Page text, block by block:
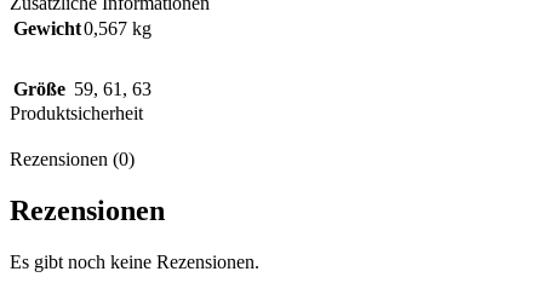
Gewicht0,567 kg
Größe 59, 61 , 63
Produktsicherheit
Rezensionen (0)
Rezensionen
Es gibt noch keine Rezensionen.